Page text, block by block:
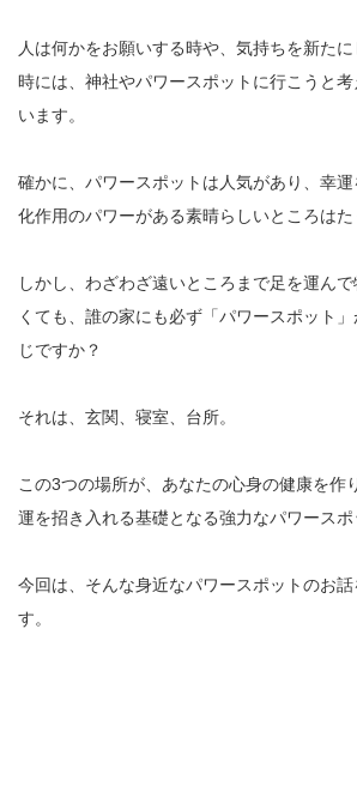
人は何かをお願いする時や、気持ちを新た
時には、神社やパワースポットに行こうと
います。
確かに、パワースポットは人気があり、幸
化作用のパワーがある素晴らしいところはた
しかし、わざわざ遠いところまで足を運ん
くても、誰の家にも必ず「パワースポット
じですか？
それは、玄関、寝室、台所。
この3つの場所が、あなたの心身の健康を作
運を招き入れる基礎となる強力なパワースポ
今回は、そんな身近なパワースポットのお話
す。